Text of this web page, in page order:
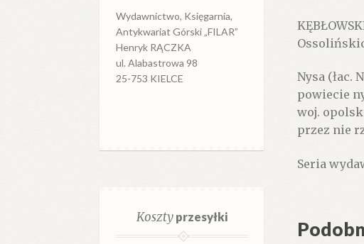
Nysa (łac.
powiecie
woj.
przez nie
Seria
Wydawnictwo, Księgarnia,
Antykwariat Górski „FILAR”
Henryk RĄCZKA
ul. Alabastrowa 98
25-753 KIELCE
Kosztyprzesyłki